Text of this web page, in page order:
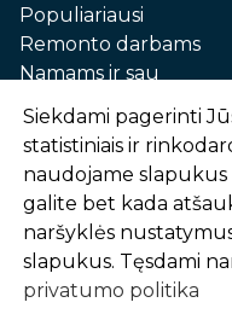
Populiariausi
Remonto darbams
Namams ir sau
Automobilių priežiūrai
Sodui ir daržui
Informacija
Apie mus
Prekių pirkimo –
Prekių pristatymas ir
Garantinis
Siekdami pagerinti
statistiniais ir
naudojame slapukus
galite bet kada
naršyklės
slapukus. Tęsdami
privatumo politika